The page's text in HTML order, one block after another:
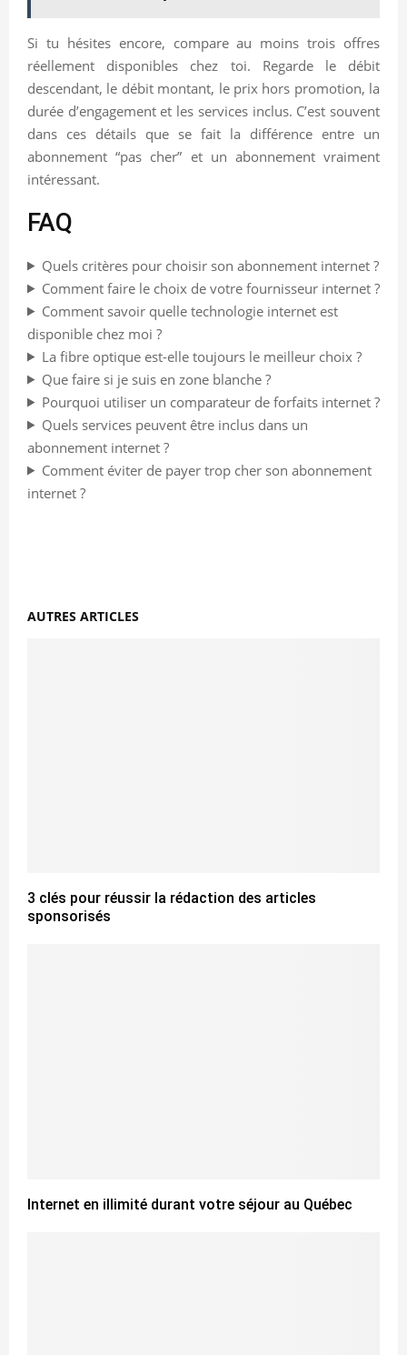
Si tu hésites encore, compare au moins trois offres
réellement disponibles chez toi. Regarde le débit
descendant, le débit montant, le prix hors promotion, la
durée d’engagement et les services inclus. C’est souvent
dans ces détails que se fait la différence entre un
abonnement “pas cher” et un abonnement vraiment
intéressant.
FAQ
Quels critères pour choisir son abonnement internet ?
Comment faire le choix de votre fournisseur internet ?
Comment savoir quelle technologie internet est
disponible chez moi ?
La fibre optique est-elle toujours le meilleur choix ?
Que faire si je suis en zone blanche ?
Pourquoi utiliser un comparateur de forfaits internet ?
Quels services peuvent être inclus dans un
abonnement internet ?
Comment éviter de payer trop cher son abonnement
internet ?
AUTRES ARTICLES
3 clés pour réussir la rédaction des articles
sponsorisés
Internet en illimité durant votre séjour au Québec